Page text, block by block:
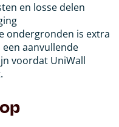
en losse delen
ondergronden is extra
aanvullende
voordat UniWall